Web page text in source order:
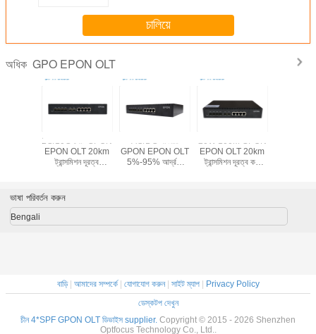
চালিয়ে
অধিক GPO EPON OLT
1G/10G পোর্ট GPON
EPON OLT 20km
ট্রান্সমিশন দূরত্ব
AC/DC পাওয়ার
GPON EPON OLT
5%-95% আর্দ্রতা
20W 100M GPON
EPON OLT 20km
ট্রান্সমিশন দূরত্ব কম
ভাষা পরিবর্তন করুন
Bengali
বাড়ি| আমাদের সম্পর্কে| যোগাযোগ করুন| সাইট ম্যাপ| Privacy Policy
ডেস্কটপ দেখুন
চীন 4*SPF GPON OLT ডিভাইস supplier. Copyright © 2015 - 2026 Shenzhen
Optfocus Technology Co., Ltd..